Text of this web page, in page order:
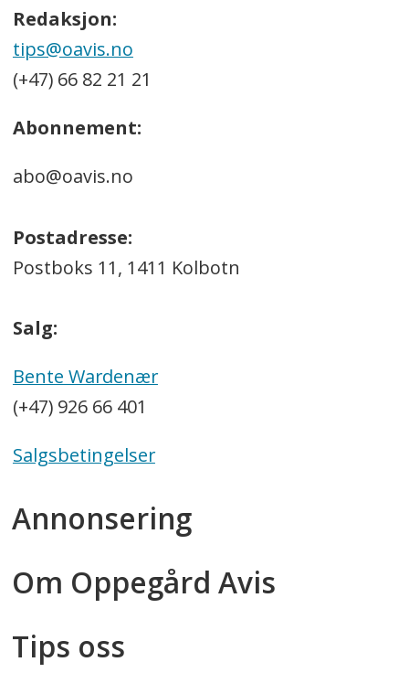
Redaksjon:
tips@oavis.no
(+47) 66 82 21 21
Abonnement:
abo@oavis.no
Postadresse:
Postboks 11, 1411 Kolbotn
Salg:
Bente Wardenær
(+47) 926 66 401
Salgsbetingelser
Annonsering
Om Oppegård Avis
Tips oss